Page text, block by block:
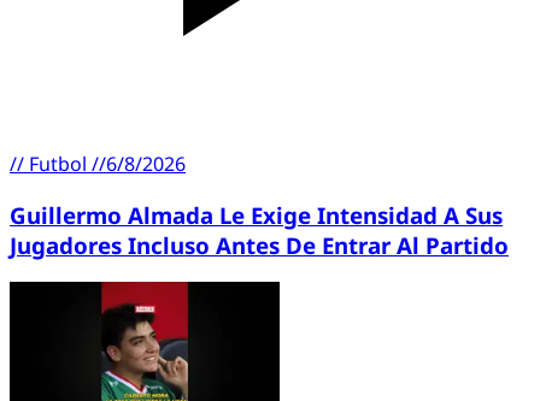
// Futbol //6/8/2026
Guillermo Almada Le Exige Intensidad A Sus
Jugadores Incluso Antes De Entrar Al Partido